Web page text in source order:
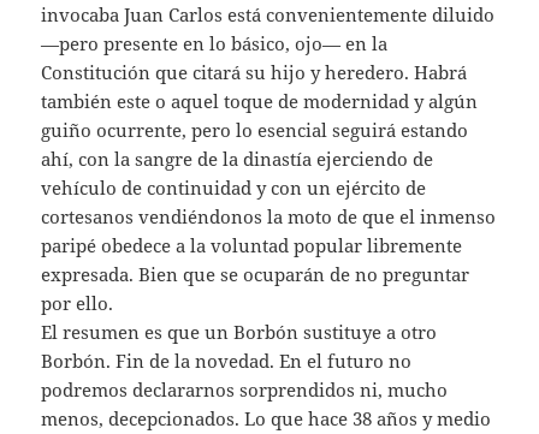
invocaba Juan Carlos está convenientemente diluido
—pero presente en lo básico, ojo— en la
Constitución que citará su hijo y heredero. Habrá
también este o aquel toque de modernidad y algún
guiño ocurrente, pero lo esencial seguirá estando
ahí, con la sangre de la dinastía ejerciendo de
vehículo de continuidad y con un ejército de
cortesanos vendiéndonos la moto de que el inmenso
paripé obedece a la voluntad popular libremente
expresada. Bien que se ocuparán de no preguntar
por ello.
El resumen es que un Borbón sustituye a otro
Borbón. Fin de la novedad. En el futuro no
podremos declararnos sorprendidos ni, mucho
menos, decepcionados. Lo que hace 38 años y medio